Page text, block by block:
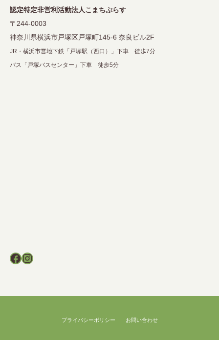
ン
認定特定非営利活動法人こまちぷらす
〒244-0003
神奈川県横浜市戸塚区戸塚町145-6 奈良ビル2F
JR・横浜市営地下鉄「戸塚駅（西口）」下車 徒歩7分
バス「戸塚バスセンター」下車 徒歩5分
Facebook
Instagram
プライバシーポリシー お問い合わせ